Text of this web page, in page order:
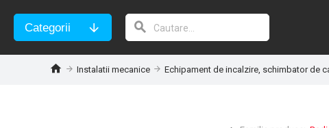
Categorii
Instalatii mecanice Echipament de incalzire, schimbator de